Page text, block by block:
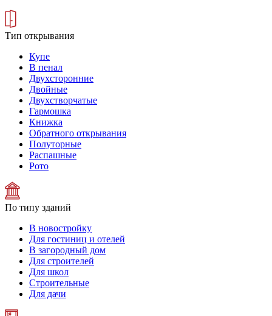
Тип открывания
Купе
В пенал
Двухсторонние
Двойные
Двухстворчатые
Гармошка
Книжка
Обратного открывания
Полуторные
Распашные
Рото
По типу зданий
В новостройку
Для гостиниц и отелей
В загородный дом
Для строителей
Для школ
Строительные
Для дачи